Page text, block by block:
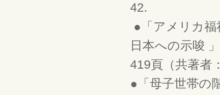
42.
●「アメリカ
日本への示唆
419頁（共著者
●「母子世帯の